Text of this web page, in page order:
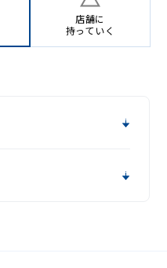
店舗に
持っていく